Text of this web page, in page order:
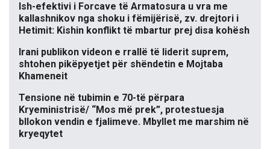
Ish-efektivi i Forcave të Armatosura u vra me
kallashnikov nga shoku i fëmijërisë, zv. drejtori i
Hetimit: Kishin konflikt të mbartur prej disa kohësh
Irani publikon videon e rrallë të liderit suprem,
shtohen pikëpyetjet për shëndetin e Mojtaba
Khameneit
Tensione në tubimin e 70-të përpara
Kryeministrisë/ “Mos më prek”, protestuesja
bllokon vendin e fjalimeve. Mbyllet me marshim në
kryeqytet